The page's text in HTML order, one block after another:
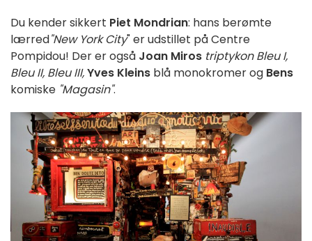
Du kender sikkert Piet Mondrian: hans berømte
lærred"New York City" er udstillet på Centre
Pompidou! Der er også Joan Miros triptykon Bleu I,
Bleu II, Bleu III,Yves Kleins blå monokromer og Bens
komiske "Magasin".